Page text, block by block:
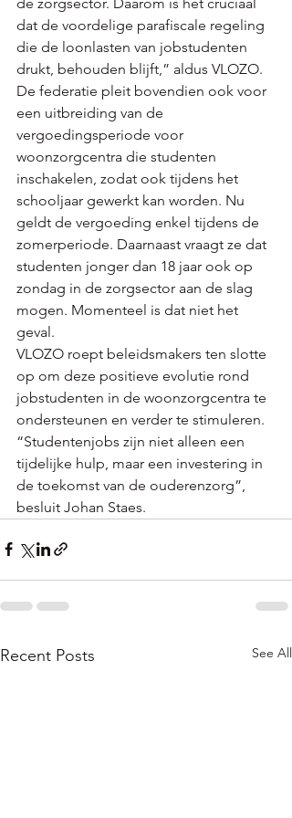
dat de voordelige parafiscale regeling
die de loonlasten van jobstudenten
drukt, behouden blijft,” aldus VLOZO.
De federatie pleit bovendien ook voor
een uitbreiding van de
vergoedingsperiode voor
woonzorgcentra die studenten
inschakelen, zodat ook tijdens het
schooljaar gewerkt kan worden. Nu
geldt de vergoeding enkel tijdens de
zomerperiode. Daarnaast vraagt ze dat
studenten jonger dan 18 jaar ook op
zondag in de zorgsector aan de slag
mogen. Momenteel is dat niet het
geval.
VLOZO roept beleidsmakers ten slotte
op om deze positieve evolutie rond
jobstudenten in de woonzorgcentra te
ondersteunen en verder te stimuleren.
“Studentenjobs zijn niet alleen een
tijdelijke hulp, maar een investering in
de toekomst van de ouderenzorg”,
besluit Johan Staes.
Recent Posts See All